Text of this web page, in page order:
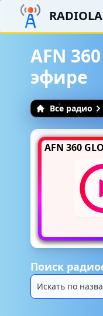
AFN
эфире
Все радио
AFN 360
Поиск